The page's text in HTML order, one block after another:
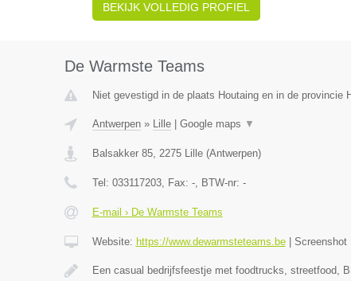
BEKIJK VOLLEDIG PROFIEL
De Warmste Teams
Niet gevestigd in de plaats Houtaing en in de provincie
Antwerpen» Lille| Google maps ▼
Balsakker 85, 2275 Lille(Antwerpen)
Tel: 033117203, Fax: -, BTW-nr: -
E-mail › De Warmste Teams
Website: https://www.dewarmsteteams.be| Screenshot
Een casual bedrijfsfeestje met foodtrucks, streetfood,